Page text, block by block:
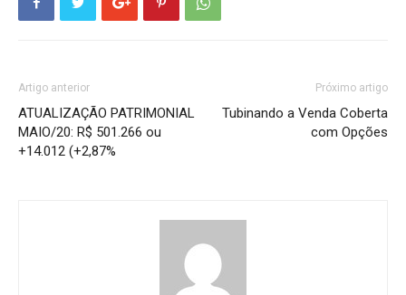
Artigo anterior
ATUALIZAÇÃO PATRIMONIAL
MAIO/20: R$ 501.266 ou
+14.012 (+2,87%
Próximo artigo
Tubinando a Venda Coberta
com Opções